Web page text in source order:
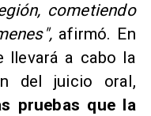
cometiendo
afirmó. En
llevará a cabo la
del juicio oral,
pruebas que la